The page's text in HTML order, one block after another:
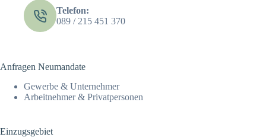
Telefon:
089 / 215 451 370
Anfragen Neumandate
Gewerbe & Unternehmer
Arbeitnehmer & Privatpersonen
Einzugsgebiet